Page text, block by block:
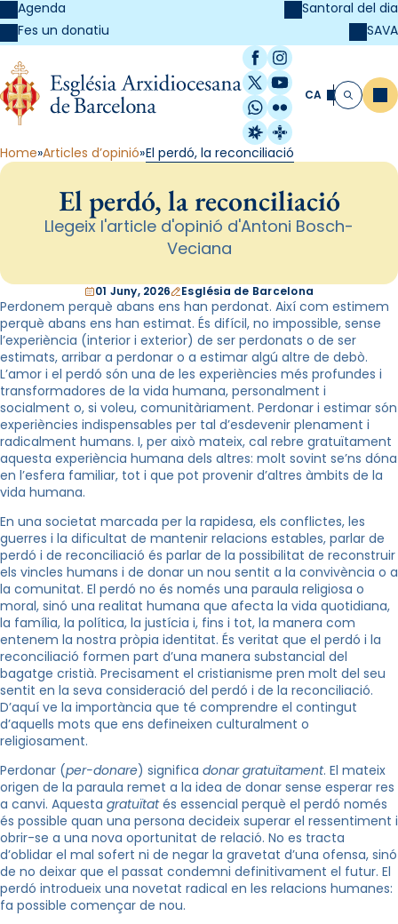
Agenda
Fes un donatiu
Santoral del dia
SAVA
Facebook
Instagram
X / Twitter
YouTube
WhatsApp
Flickr
Radio Estel
Catalunya
CA Cerca
Home Articles d’opinió El perdó, la reconciliació
El perdó, la reconciliació
Llegeix l'article d'opinió d'Antoni Bosch-
Veciana
01 Juny, 2026 Església de Barcelona
Perdonem perquè abans ens han perdonat. Així com estimem
perquè abans ens han estimat. És difícil, no impossible, sense
l’experiència (interior i exterior) de ser perdonats o de ser
estimats, arribar a perdonar o a estimar algú altre de debò.
L’amor i el perdó són una de les experiències més profundes i
transformadores de la vida humana, personalment i
socialment o, si voleu, comunitàriament. Perdonar i estimar són
experiències indispensables per tal d’esdevenir plenament i
radicalment humans. I, per això mateix, cal rebre gratuïtament
aquesta experiència humana dels altres: molt sovint se’ns dóna
en l’esfera familiar, tot i que pot provenir d’altres àmbits de la
vida humana.
En una societat marcada per la rapidesa, els conflictes, les
guerres i la dificultat de mantenir relacions estables, parlar de
perdó i de reconciliació és parlar de la possibilitat de reconstruir
els vincles humans i de donar un nou sentit a la convivència o a
la comunitat. El perdó no és només una paraula religiosa o
moral, sinó una realitat humana que afecta la vida quotidiana,
la família, la política, la justícia i, fins i tot, la manera com
entenem la nostra pròpia identitat. És veritat que el perdó i la
reconciliació formen part d’una manera substancial del
bagatge cristià. Precisament el cristianisme pren molt del seu
sentit en la seva consideració del perdó i de la reconciliació.
D’aquí ve la importància que té comprendre el contingut
d’aquells mots que ens defineixen culturalment o
religiosament.
Perdonar (per-donare) significa donar gratuïtament. El mateix
origen de la paraula remet a la idea de donar sense esperar res
a canvi. Aquesta gratuïtatés essencial perquè el perdó només
és possible quan una persona decideix superar el ressentiment i
obrir-se a una nova oportunitat de relació. No es tracta
d’oblidar el mal sofert ni de negar la gravetat d’una ofensa, sinó
de no deixar que el passat condemni definitivament el futur. El
perdó introdueix una novetat radical en les relacions humanes:
fa possible començar de nou.